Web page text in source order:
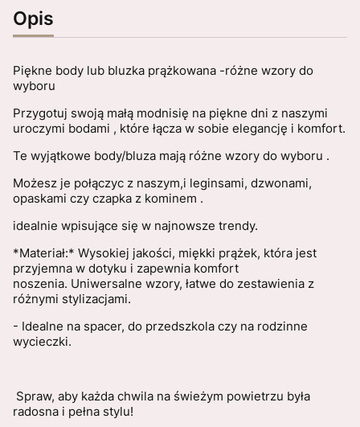
Opis
Piękne body lub bluzka prążkowana -różne wzory do
wyboru
Przygotuj swoją małą modnisię na piękne dni z naszymi
uroczymi bodami , które łącza w sobie elegancję i komfort.
Te wyjątkowe body/bluza mają różne wzory do wyboru .
Możesz je połączyc z naszym,i leginsami, dzwonami,
opaskami czy czapka z kominem .
idealnie wpisujące się w najnowsze trendy.
*Materiał:* Wysokiej jakości, miękki prążek, która jest
przyjemna w dotyku i zapewnia komfort
noszenia. Uniwersalne wzory, łatwe do zestawienia z
różnymi stylizacjami.
- Idealne na spacer, do przedszkola czy na rodzinne
wycieczki.
Spraw, aby każda chwila na świeżym powietrzu była
radosna i pełna stylu!